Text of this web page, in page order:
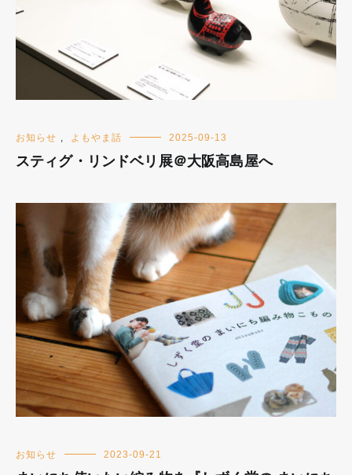
お知らせ よもやま話 2025-09-13
スティグ・リンドベリ展＠大阪高島屋へ
お知らせ 2023-09-21